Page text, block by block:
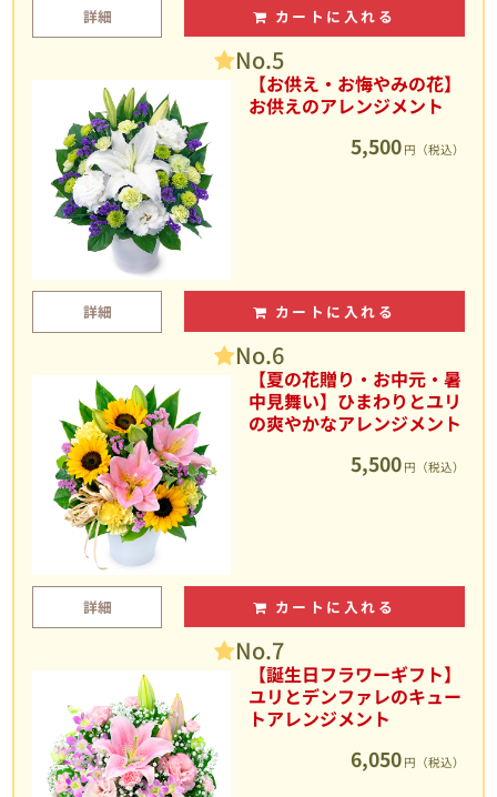
詳細 カートに入れる
No.5
【お供え・お悔やみの花】
お供えのアレンジメント
5,500 円（税込）
詳細 カートに入れる
No.6
【夏の花贈り・お中元・暑
中見舞い】ひまわりとユリ
の爽やかなアレンジメント
5,500 円（税込）
詳細 カートに入れる
No.7
【誕生日フラワーギフト】
ユリとデンファレのキュー
トアレンジメント
6,050 円（税込）